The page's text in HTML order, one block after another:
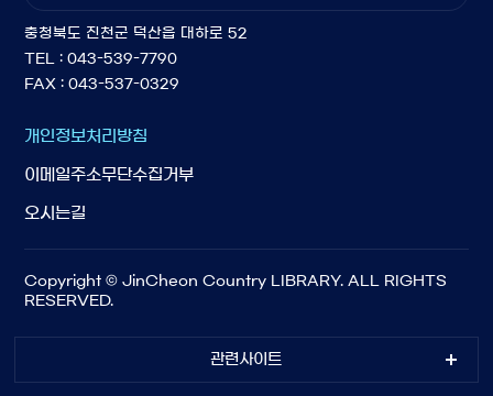
관련사이트
충청북도 진천군 덕산읍 대하로 52
TEL : 043-539-7790
FAX : 043-537-0329
개인정보처리방침
이메일주소무단수집거부
오시는길
Copyright © JinCheon Country LIBRARY. ALL RIGHTS
RESERVED.